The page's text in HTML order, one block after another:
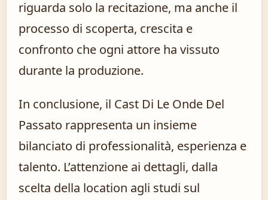
riguarda solo la recitazione, ma anche il
processo di scoperta, crescita e
confronto che ogni attore ha vissuto
durante la produzione.
In conclusione, il Cast Di Le Onde Del
Passato rappresenta un insieme
bilanciato di professionalità, esperienza e
talento. L’attenzione ai dettagli, dalla
scelta della location agli studi sul